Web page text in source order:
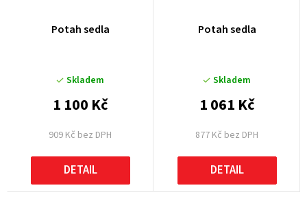
Potah sedla
Skladem
909 Kč bez DPH
1 100 Kč
DETAIL
Potah sedla
Skladem
877 Kč bez DPH
1 061 Kč
DETAIL